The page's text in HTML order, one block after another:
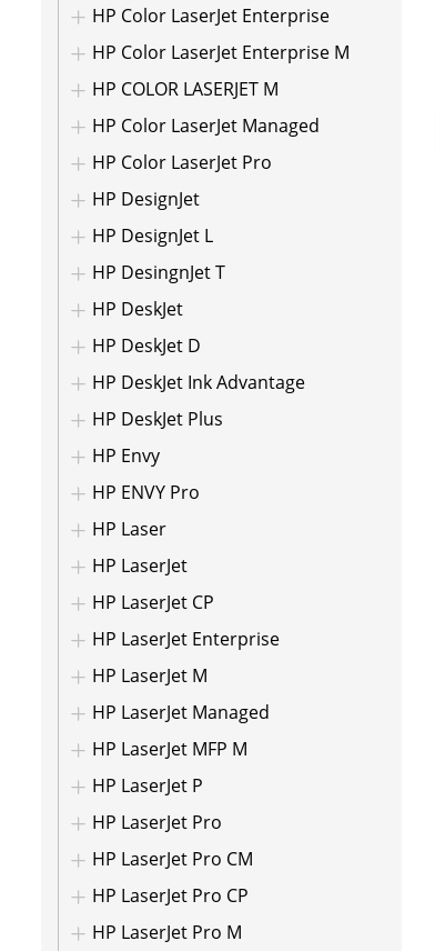
HP Color LaserJet Enterprise
HP Color LaserJet Enterprise M
HP COLOR LASERJET M
HP Color LaserJet Managed
HP Color LaserJet Pro
HP DesignJet
HP DesignJet L
HP DesingnJet T
HP DeskJet
HP DeskJet D
HP DeskJet Ink Advantage
HP DeskJet Plus
HP Envy
HP ENVY Pro
HP Laser
HP LaserJet
HP LaserJet CP
HP LaserJet Enterprise
HP LaserJet M
HP LaserJet Managed
HP LaserJet MFP M
HP LaserJet P
HP LaserJet Pro
HP LaserJet Pro CM
HP LaserJet Pro CP
HP LaserJet Pro M